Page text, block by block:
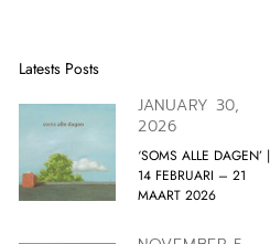
Latests Posts
JANUARY 30,
2026
‘SOMS ALLE DAGEN’ |
14 FEBRUARI – 21
MAART 2026